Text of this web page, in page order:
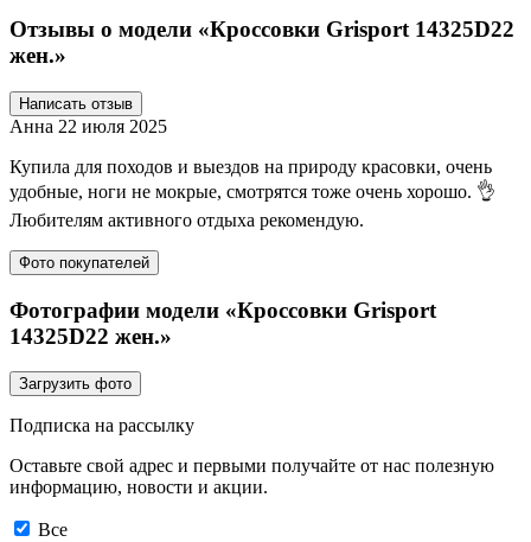
Отзывы о модели «Кроссовки Grisport 14325D22
жен.»
Написать отзыв
Анна 22 июля 2025
Купила для походов и выездов на природу красовки, очень
удобные, ноги не мокрые, смотрятся тоже очень хорошо. 👌
Любителям активного отдыха рекомендую.
Фото покупателей
Фотографии модели «Кроссовки Grisport
14325D22 жен.»
Загрузить фото
Подписка на рассылку
Оставьте свой адрес и первыми получайте от нас полезную
информацию, новости и акции.
Все